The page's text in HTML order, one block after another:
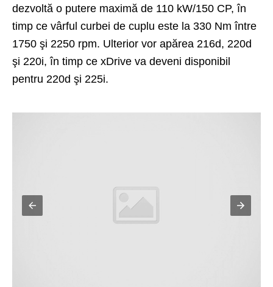
dezvoltă o putere maximă de 110 kW/150 CP, în
timp ce vârful curbei de cuplu este la 330 Nm între
1750 şi 2250 rpm. Ulterior vor apărea 216d, 220d
şi 220i, în timp ce xDrive va deveni disponibil
pentru 220d şi 225i.